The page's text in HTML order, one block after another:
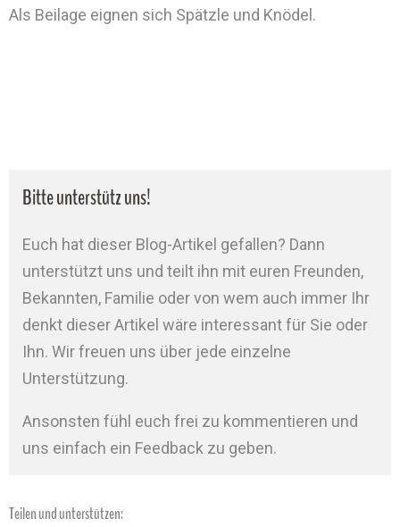
Als Beilage eignen sich Spätzle und Knödel.
Bitte unterstütz uns!
Euch hat dieser Blog-Artikel gefallen? Dann
unterstützt uns und teilt ihn mit euren Freunden,
Bekannten, Familie oder von wem auch immer Ihr
denkt dieser Artikel wäre interessant für Sie oder
Ihn. Wir freuen uns über jede einzelne
Unterstützung.
Ansonsten fühl euch frei zu kommentieren und
uns einfach ein Feedback zu geben.
Teilen und unterstützen: